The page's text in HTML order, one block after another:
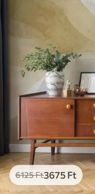
6125Ft3675 Ft